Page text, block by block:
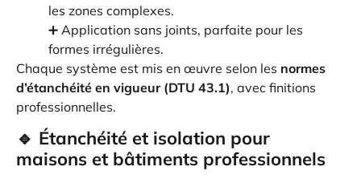
les zones complexes.
➕ Application sans joints, parfaite pour les
formes irrégulières.
Chaque système est mis en œuvre selon les normes
d’étanchéité en vigueur (DTU 43.1), avec finitions
professionnelles.
🔹 Étanchéité et isolation pour
maisons et bâtiments professionnels